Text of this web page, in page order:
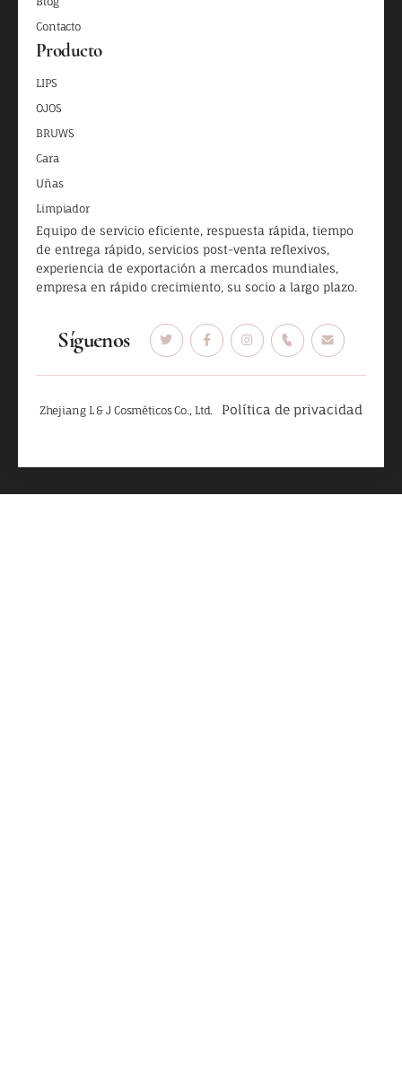
Contacto
Producto
LIPS
OJOS
BRUWS
Cara
Uñas
Limpiador
Equipo de servicio eficiente, respuesta rápida, tiempo
de entrega rápido, servicios post-venta reflexivos,
experiencia de exportación a mercados mundiales,
empresa en rápido crecimiento, su socio a largo plazo.
Síguenos
Zhejiang L & J Cosméticos Co., Ltd. Política de privacidad